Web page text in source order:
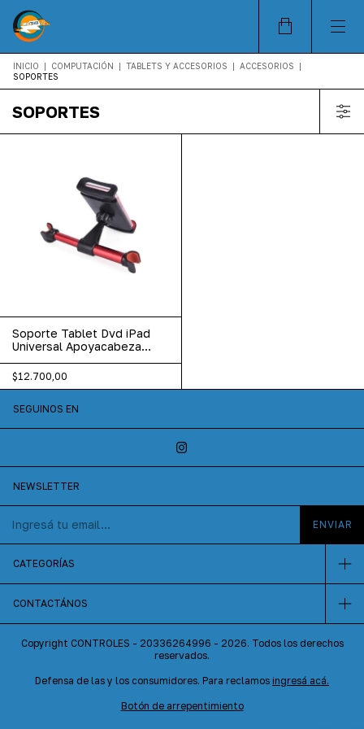
INICIO | COMPUTACIÓN | TABLETS Y ACCESORIOS | ACCESORIOS
|
SOPORTES
SOPORTES
Soporte Tablet Dvd iPad
Universal Apoyacabeza
$12.700,00
SEGUINOS EN
NEWSLETTER
CATEGORÍAS
CONTACTÁNOS
Copyright CONTROLES - 20336264996 - 2026. Todos los derechos
reservados.
Defensa de las y los consumidores. Para reclamos ingresá acá.
Botón de arrepentimiento